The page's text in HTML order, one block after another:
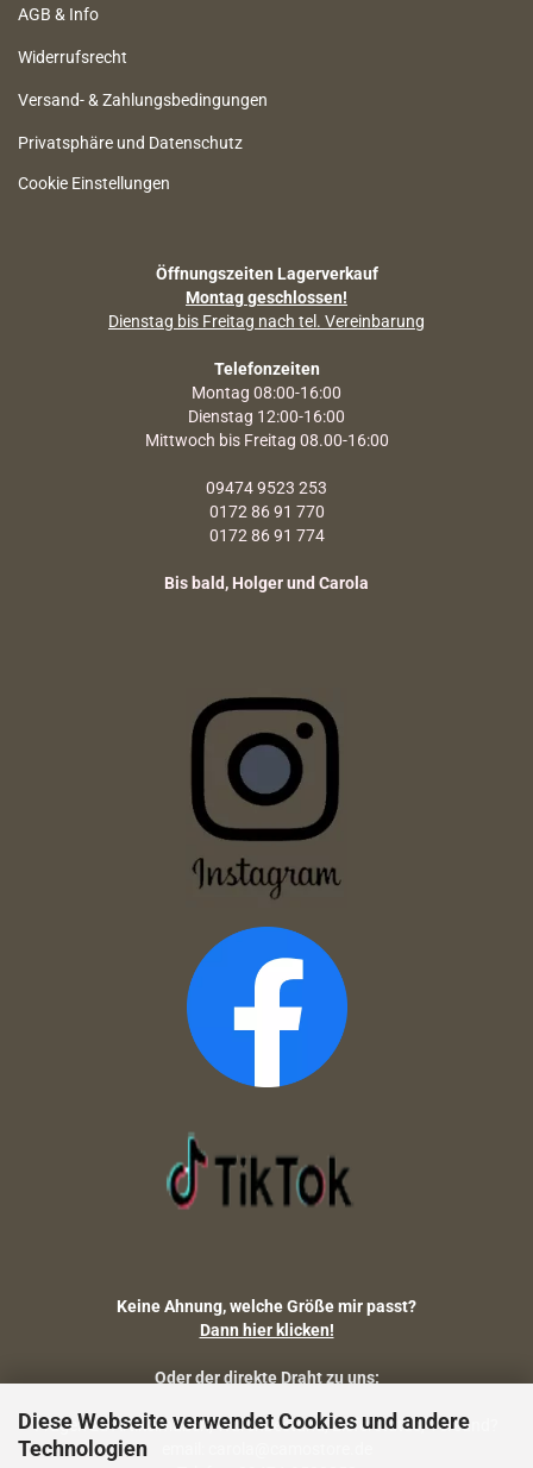
Diese Webseite verwendet Cookies und andere
Technologien
AGB & Info
Widerrufsrecht
Versand- & Zahlungsbedingungen
Privatsphäre und Datenschutz
Cookie Einstellungen
Öffnungszeiten Lagerverkauf
Montag geschlossen!
Dienstag bis Freitag nach tel. Vereinbarung
Telefonzeiten
Montag 08:00-16:00
Dienstag 12:00-16:00
Mittwoch bis Freitag 08.00-16:00
09474 9523 253
0172 86 91 770
0172 86 91 774
Bis bald, Holger und Carola
Keine Ahnung, welche Größe mir passt?
Dann hier klicken!
Oder der direkte Draht zu uns:
Fragen zu Artikelmaßen, Warenbestand, Lieferstatus, Versand?